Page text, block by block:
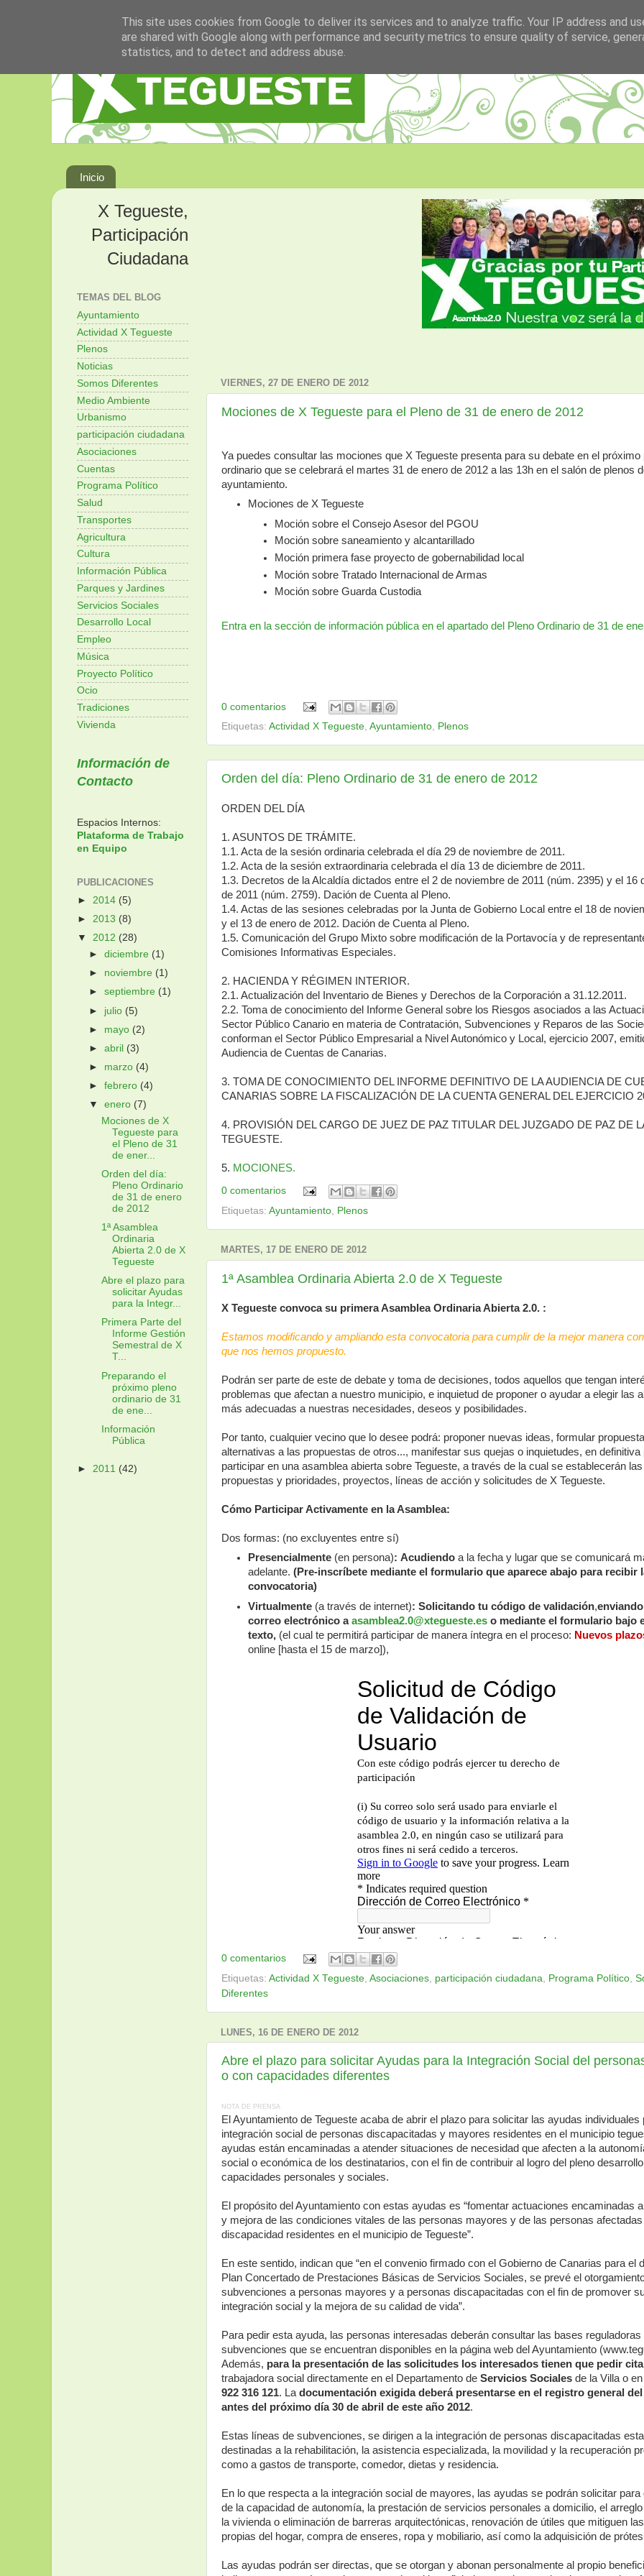
Inicio
VIERNES, 27 DE ENERO DE 2012
Mociones de X Tegueste para el Pleno de 31 de enero de 2012
Ya puedes consultar las mociones que X Tegueste presenta para su debate en el próximo
ordinario que se celebrará el martes 31 de enero de 2012 a las 13h en el salón de plenos
ayuntamiento.
Mociones de X Tegueste
Moción sobre el Consejo Asesor del PGOU
Moción sobre saneamiento y alcantarillado
Moción primera fase proyecto de gobernabilidad local
Moción sobre Tratado Internacional de Armas
Moción sobre Guarda Custodia
Entra en la sección de información pública en el apartado del Pleno Ordinario de 31 de
0 comentarios
Etiquetas: Actividad X Tegueste, Ayuntamiento, Plenos
Orden del día: Pleno Ordinario de 31 de enero de 2012
ORDEN DEL DÍA
1. ASUNTOS DE TRÁMITE.
1.1. Acta de la sesión ordinaria celebrada el día 29 de noviembre de 2011.
1.2. Acta de la sesión extraordinaria celebrada el día 13 de diciembre de 2011.
1.3. Decretos de la Alcaldía dictados entre el 2 de noviembre de 2011 (núm. 2395) y el 16
de 2011 (núm. 2759). Dación de Cuenta al Pleno.
1.4. Actas de las sesiones celebradas por la Junta de Gobierno Local entre el 18 de
y el 13 de enero de 2012. Dación de Cuenta al Pleno.
1.5. Comunicación del Grupo Mixto sobre modificación de la Portavocía y de
Comisiones Informativas Especiales.
2. HACIENDA Y RÉGIMEN INTERIOR.
2.1. Actualización del Inventario de Bienes y Derechos de la Corporación a 31.12.2011.
2.2. Toma de conocimiento del Informe General sobre los Riesgos asociados a las
Sector Público Canario en materia de Contratación, Subvenciones y Reparos de las
conforman el Sector Público Empresarial a Nivel Autonómico y Local, ejercicio 2007,
Audiencia de Cuentas de Canarias.
3. TOMA DE CONOCIMIENTO DEL INFORME DEFINITIVO DE LA AUDIENCIA DE
CANARIAS SOBRE LA FISCALIZACIÓN DE LA CUENTA GENERAL DEL EJERCICIO
4. PROVISIÓN DEL CARGO DE JUEZ DE PAZ TITULAR DEL JUZGADO DE PAZ DE
TEGUESTE.
5. MOCIONES.
0 comentarios
Etiquetas: Ayuntamiento, Plenos
MARTES, 17 DE ENERO DE 2012
1ª Asamblea Ordinaria Abierta 2.0 de X Tegueste
X Tegueste convoca su primera Asamblea Ordinaria Abierta 2.0. :
Estamos modificando y ampliando esta convocatoria para cumplir de la mejor manera
que nos hemos propuesto.
Podrán ser parte de este de debate y toma de decisiones, todos aquellos que tengan
problemas que afectan a nuestro municipio, e inquietud de proponer o ayudar a elegir las
más adecuadas a nuestras necesidades, deseos y posibilidades.
Por tanto, cualquier vecino que lo desee podrá: proponer nuevas ideas, formular
alternativas a las propuestas de otros..., manifestar sus quejas o inquietudes, en definitiva
participar en una asamblea abierta sobre Tegueste, a través de la cual se establecerán
propuestas y prioridades, proyectos, líneas de acción y solicitudes de X Tegueste.
Cómo Participar Activamente en la Asamblea:
Dos formas: (no excluyentes entre sí)
Presencialmente (en persona): Acudiendoa la fecha y lugar que se comunicará
adelante. (Pre-inscríbete mediante el formulario que aparece abajo para recibir
convocatoria)
Virtualmente (a través de internet): Solicitando tu código de validación,
correo electrónico aasamblea2.0@xtegueste.es o mediante el formulario bajo
texto, (el cual te permitirá participar de manera íntegra en el proceso: Nuevos
online [hasta el 15 de marzo]),
0 comentarios
Etiquetas: Actividad X Tegueste Asociaciones participación ciudadana Programa Político
Diferentes
LUNES, 16 DE ENERO DE 2012
Abre el plazo para solicitar Ayudas para la Integración Social del
o con capacidades diferentes
NOTA DE PRENSA
El Ayuntamiento de Tegueste acaba de abrir el plazo para solicitar las ayudas individuales
integración social de personas discapacitadas y mayores residentes en el municipio
ayudas están encaminadas a atender situaciones de necesidad que afecten a la
social o económica de los destinatarios, con el fin de contribuir al logro del pleno
capacidades personales y sociales.
El propósito del Ayuntamiento con estas ayudas es “fomentar actuaciones encaminadas
y mejora de las condiciones vitales de las personas mayores y de las personas
discapacidad residentes en el municipio de Tegueste”.
En este sentido, indican que “en el convenio firmado con el Gobierno de Canarias para el
Plan Concertado de Prestaciones Básicas de Servicios Sociales, se prevé el
subvenciones a personas mayores y a personas discapacitadas con el fin de promover
integración social y la mejora de su calidad de vida”.
Para pedir esta ayuda, las personas interesadas deberán consultar las bases reguladoras
subvenciones que se encuentran disponibles en la página web del Ayuntamiento
Además, para la presentación de las solicitudes los interesados tienen que pedir
trabajadora social directamente en el Departamento de Servicios Sociales de la Villa o
922 316 121. Ladocumentación exigida deberá presentarse en el registro general
antes del próximo día 30 de abril de este año 2012.
Estas líneas de subvenciones, se dirigen a la integración de personas discapacitadas
destinadas a la rehabilitación, la asistencia especializada, la movilidad y la recuperación
como a gastos de transporte, comedor, dietas y residencia.
En lo que respecta a la integración social de mayores, las ayudas se podrán solicitar para
de la capacidad de autonomía, la prestación de servicios personales a domicilio, el
la vivienda o eliminación de barreras arquitectónicas, renovación de útiles que mitiguen
propias del hogar, compra de enseres, ropa y mobiliario, así como la adquisición de
Las ayudas podrán ser directas, que se otorgan y abonan personalmente al propio
X Tegueste,
Participación
Ciudadana
TEMAS DEL BLOG
Ayuntamiento
Actividad X Tegueste
Plenos
Noticias
Somos Diferentes
Medio Ambiente
Urbanismo
participación ciudadana
Asociaciones
Cuentas
Programa Político
Salud
Transportes
Agricultura
Cultura
Información Pública
Parques y Jardines
Servicios Sociales
Desarrollo Local
Empleo
Música
Proyecto Político
Ocio
Tradiciones
Vivienda
Información de
Contacto
Espacios Internos:
Plataforma de Trabajo
en Equipo
PUBLICACIONES
► 2014 (5)
► 2013 (8)
▼ 2012 (28)
►diciembre (1)
► noviembre (1)
►septiembre (1)
► julio (5)
► mayo (2)
►abril (3)
► marzo (4)
►febrero (4)
▼enero (7)
Mociones de X
Tegueste para
el Pleno de 31
de ener...
Orden del día:
Pleno Ordinario
de 31 de enero
de 2012
1ª Asamblea
Ordinaria
Abierta 2.0 de X
Tegueste
Abre el plazo para
solicitar Ayudas
para la Integr...
Primera Parte del
Informe Gestión
Semestral de X
T...
Preparando el
próximo pleno
ordinario de 31
de ene...
Información
Pública
► 2011 (42)
This site uses cookies from Google to deliver its services and to analyze traffic. Your IP address and
are shared with Google along with performance and security metrics to ensure quality of service,
statistics, and to detect and address abuse.